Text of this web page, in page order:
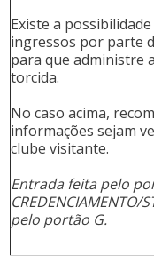
Existe a
ingressos por parte
para que administre
torcida.
No caso acima,
informações sejam
clube visitante.
Entrada feita pelo
CREDENCIAMENTO/
pelo portão G.